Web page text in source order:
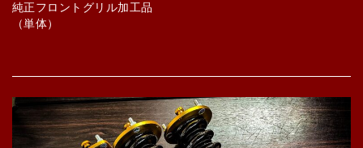
純正フロントグリル加工品
（単体）